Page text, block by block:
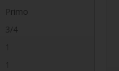
Primo
3/4
1
1